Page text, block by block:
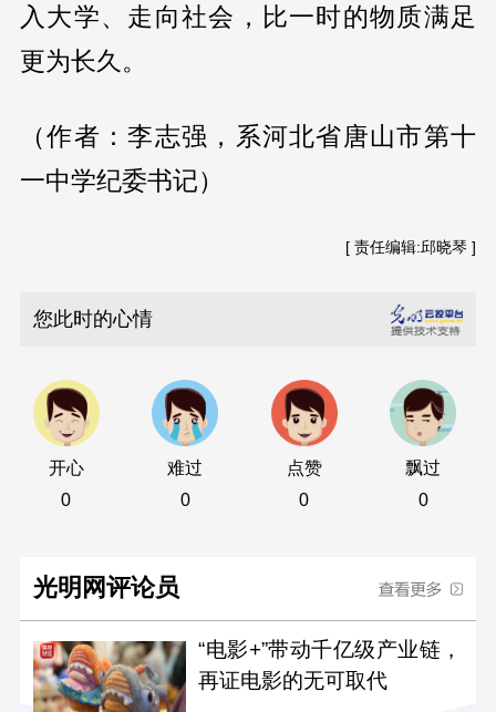
入大学、走向社会，比一时的物质满足
更为长久。
（作者：李志强，系河北省唐山市第十
一中学纪委书记）
[ 责任编辑:邱晓琴 ]
您此时的心情
开心
0
难过
0
点赞
0
飘过
0
光明网评论员
“电影+”带动千亿级产业链，
再证电影的无可取代